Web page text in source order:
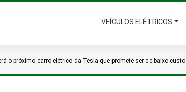
VEÍCULOS ELÉTRICOS
o próximo carro elétrico da Tesla que promete ser de baixo custo